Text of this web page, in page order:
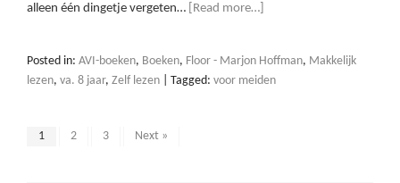
alleen één dingetje vergeten… [Read more…]
Posted in: AVI-boeken, Boeken, Floor - Marjon Hoffman, Makkelijk
lezen, va. 8 jaar, Zelf lezen Tagged: voor meiden
1 2 3 Next »